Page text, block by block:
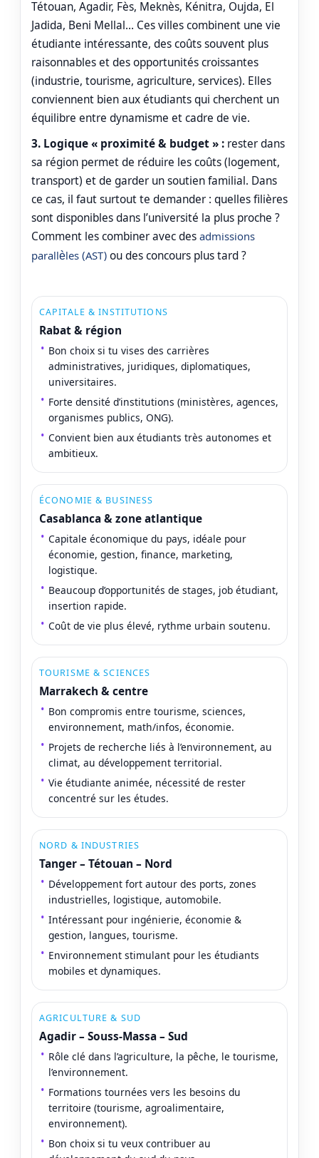
Tétouan, Agadir, Fès, Meknès, Kénitra, Oujda, El
Jadida, Beni Mellal… Ces villes combinent une vie
étudiante intéressante, des coûts souvent plus
raisonnables et des opportunités croissantes
(industrie, tourisme, agriculture, services). Elles
conviennent bien aux étudiants qui cherchent un
équilibre entre dynamisme et cadre de vie.
3. Logique « proximité & budget » : rester dans
sa région permet de réduire les coûts (logement,
transport) et de garder un soutien familial. Dans
ce cas, il faut surtout te demander : quelles filières
sont disponibles dans l’université la plus proche ?
Comment les combiner avec desadmissions
parallèles (AST)ou des concours plus tard ?
CAPITALE & INSTITUTIONS
Rabat & région
Bon choix si tu vises des carrières
administratives, juridiques, diplomatiques,
universitaires.
Forte densité d’institutions (ministères, agences,
organismes publics, ONG).
Convient bien aux étudiants très autonomes et
ambitieux.
ÉCONOMIE & BUSINESS
Casablanca & zone atlantique
Capitale économique du pays, idéale pour
économie, gestion, finance, marketing,
logistique.
Beaucoup d’opportunités de stages, job étudiant,
insertion rapide.
Coût de vie plus élevé, rythme urbain soutenu.
TOURISME & SCIENCES
Marrakech & centre
Bon compromis entre tourisme, sciences,
environnement, math/infos, économie.
Projets de recherche liés à l’environnement, au
climat, au développement territorial.
Vie étudiante animée, nécessité de rester
concentré sur les études.
NORD & INDUSTRIES
Tanger – Tétouan – Nord
Développement fort autour des ports, zones
industrielles, logistique, automobile.
Intéressant pour ingénierie, économie &
gestion, langues, tourisme.
Environnement stimulant pour les étudiants
mobiles et dynamiques.
AGRICULTURE & SUD
Agadir – Souss-Massa – Sud
Rôle clé dans l’agriculture, la pêche, le tourisme,
l’environnement.
Formations tournées vers les besoins du
territoire (tourisme, agroalimentaire,
environnement).
Bon choix si tu veux contribuer au